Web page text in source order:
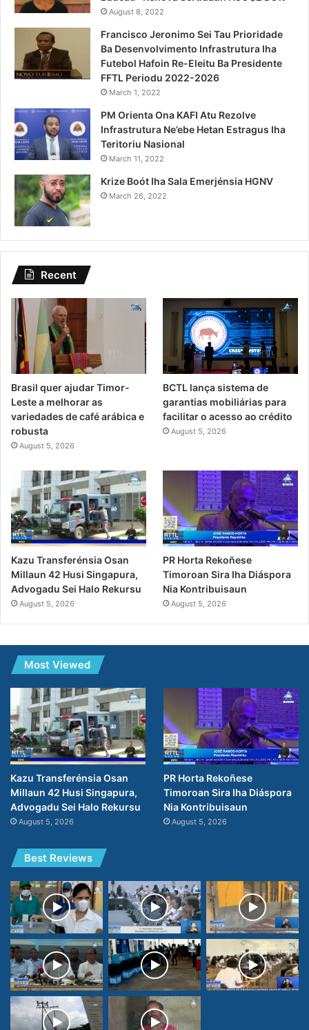
August 8, 2022
Francisco Jeronimo Sei Tau Prioridade
Ba Desenvolvimento Infrastrutura Iha
Futebol Hafoin Re-Eleitu Ba Presidente
FFTL Periodu 2022-2026
March 1, 2022
PM Orienta Ona KAFI Atu Rezolve
Infrastrutura Ne’ebe Hetan Estragus Iha
Teritoriu Nasional
March 11, 2022
Krize Boót Iha Sala Emerjénsia HGNV
March 26, 2022
Recent
Brasil quer ajudar Timor-
Leste a melhorar as
variedades de café arábica e
robusta
August 5, 2026
BCTL lança sistema de
garantias mobiliárias para
facilitar o acesso ao crédito
August 5, 2026
Kazu Transferénsia Osan
Millaun 42 Husi Singapura,
Advogadu Sei Halo Rekursu
August 5, 2026
PR Horta Rekoñese
Timoroan Sira Iha Diáspora
Nia Kontribuisaun
August 5, 2026
Most Viewed
Kazu Transferénsia Osan
Millaun 42 Husi Singapura,
Advogadu Sei Halo Rekursu
August 5, 2026
PR Horta Rekoñese
Timoroan Sira Iha Diáspora
Nia Kontribuisaun
August 5, 2026
Best Reviews